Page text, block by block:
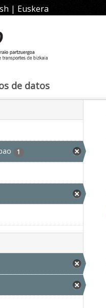
| Euskera
de datos
1